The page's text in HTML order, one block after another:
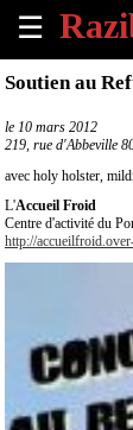
☰
×
Tous
évènements
à
évènement
Contact
Soutien au
le 10 mars 2012
219, rue d'Abbeville
avec holy holster,
L'Accueil Froid
Centre d'activité du
http://